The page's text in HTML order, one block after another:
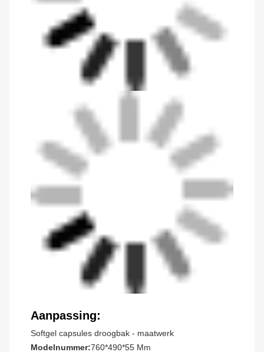
Aanpassing:
Softgel capsules droogbak - maatwerk
Modelnummer:760*490*55 Mm